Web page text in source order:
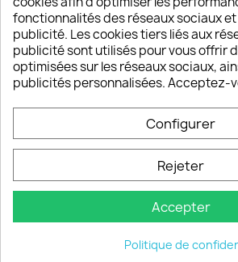
Un SAV à votre écoute
Notre SAV est disponible 6/7J
INFORMATIONS
VOTRE COMPTE
INFORMATIONS
© 2026 - choisistacoque.com
fonctionnalités des réseaux sociaux
publicité. Les cookies tiers liés aux
publicité sont utilisés pour vous offrir
optimisées sur les réseaux sociaux,
publicités personnalisées. Acceptez-
Configurer
Rejeter
Accepter
Politique de